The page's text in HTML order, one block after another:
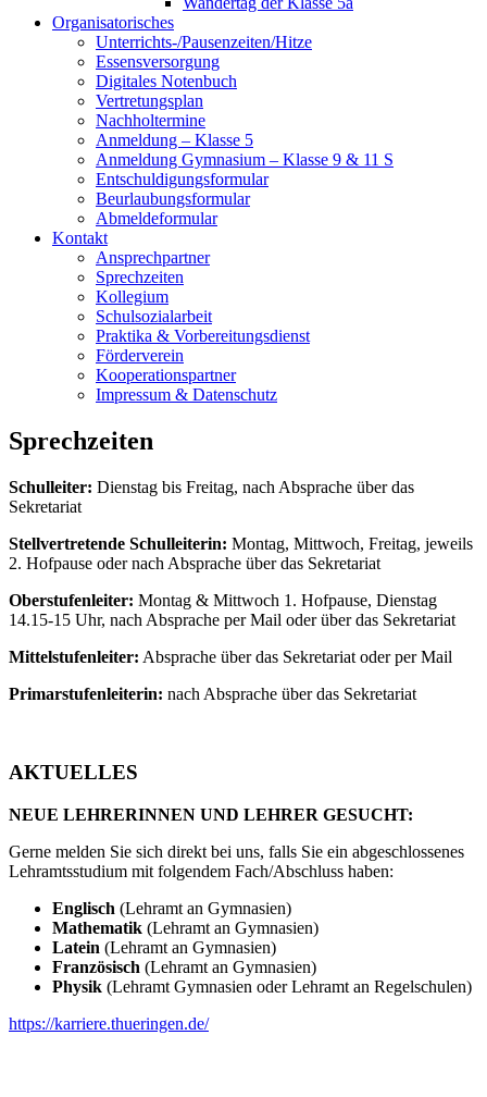
Organisatorisches
Unterrichts-/Pausenzeiten/Hitze
Essensversorgung
Digitales Notenbuch
Vertretungsplan
Nachholtermine
Anmeldung – Klasse 5
Anmeldung Gymnasium – Klasse 9 & 11 S
Entschuldigungsformular
Beurlaubungsformular
Abmeldeformular
Kontakt
Ansprechpartner
Sprechzeiten
Kollegium
Schulsozialarbeit
Praktika & Vorbereitungsdienst
Förderverein
Kooperationspartner
Impressum & Datenschutz
Sprechzeiten
Schulleiter: Dienstag bis Freitag, nach Absprache über das
Sekretariat
Stellvertretende Schulleiterin: Montag, Mittwoch, Freitag, jeweils
2. Hofpause oder nach Absprache über das Sekretariat
Oberstufenleiter: Montag & Mittwoch 1. Hofpause, Dienstag
14.15-15 Uhr, nach Absprache per Mail oder über das Sekretariat
Mittelstufenleiter: Absprache über das Sekretariat oder per Mail
Primarstufenleiterin: nach Absprache über das Sekretariat
AKTUELLES
NEUE LEHRERINNEN UND LEHRER GESUCHT:
Gerne melden Sie sich direkt bei uns, falls Sie ein abgeschlossenes
Lehramtsstudium mit folgendem Fach/Abschluss haben:
Englisch (Lehramt an Gymnasien)
Mathematik (Lehramt an Gymnasien)
Latein (Lehramt an Gymnasien)
Französisch (Lehramt an Gymnasien)
Physik (Lehramt Gymnasien oder Lehramt an Regelschulen)
https://karriere.thueringen.de/